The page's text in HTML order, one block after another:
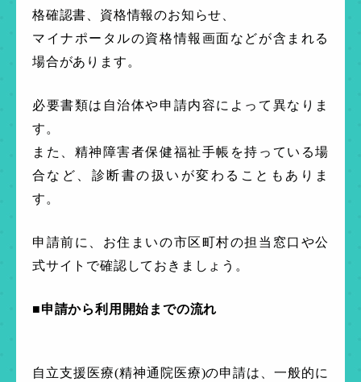
格確認書、資格情報のお知らせ、
マイナポータルの資格情報画面などが含まれる
場合があります。
必要書類は自治体や申請内容によって異なりま
す。
また、精神障害者保健福祉手帳を持っている場
合など、診断書の扱いが変わることもありま
す。
申請前に、お住まいの市区町村の担当窓口や公
式サイトで確認しておきましょう。
■申請から利用開始までの流れ
自立支援医療(精神通院医療)の申請は、一般的に